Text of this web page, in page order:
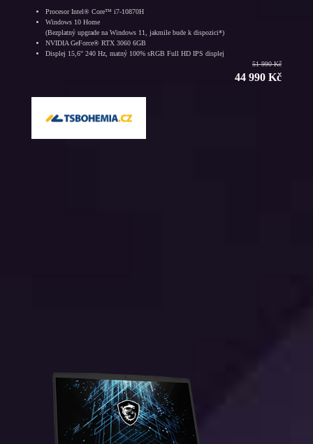
Procesor Intel® Core™ i7-10870H
Windows 10 Home
(Bezplatný upgrade na Windows 11, jakmile bude k dispozici*)
NVIDIA GeForce® RTX 3060 6GB
Displej 15,6" 240 Hz, matný 100% sRGB Full HD IPS displej
51 990 Kč
44 990 Kč